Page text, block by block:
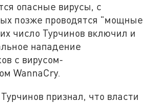
опасные вирусы, с
позже проводятся "мощные
число Турчинов включил и
нападение
с вирусом-
WannaCry.
признал, что власти